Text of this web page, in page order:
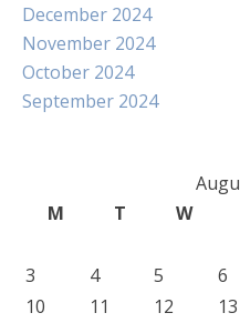
December 2024
November 2024
October 2024
September 2024
M
T W
3
4 5 6
10
11 12 13